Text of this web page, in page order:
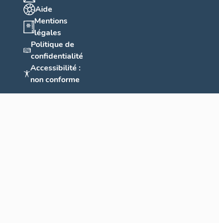
Aide
Mentions
légales
Politique de
confidentialité
Accessibilité :
non conforme